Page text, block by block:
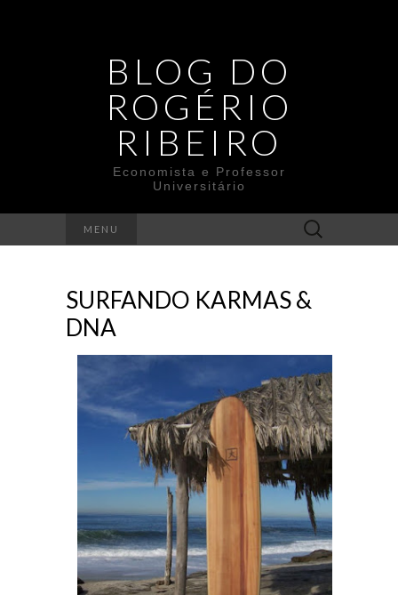
BLOG DO
ROGÉRIO
RIBEIRO
Economista e Professor
Universitário
MENU
Search
for:
SURFANDO KARMAS &
DNA